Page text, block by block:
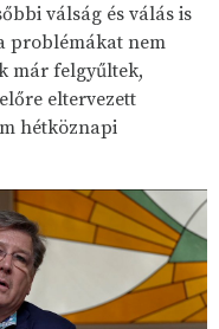
válság és válás is
problémákat nem
már felgyűltek,
eltervezett
hétköznapi